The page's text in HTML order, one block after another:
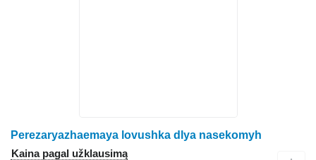
Perezaryazhaemaya lovushka dlya nasekomyh
Kaina pagal užklausimą